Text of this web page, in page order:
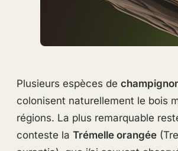
Plusieurs espèces de
colonisent naturellement le bois
régions. La plus remarquable
conteste la Trémelle orangée